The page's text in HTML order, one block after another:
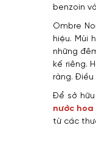
benzoin
Ombre
hiệu. Mùi
những
kế riêng.
ràng.
Để sở
nước hoa
từ các